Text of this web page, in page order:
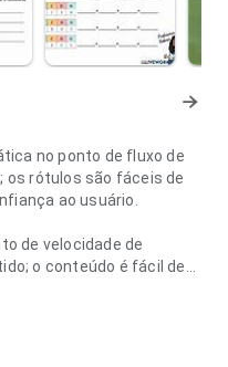
no ponto de fluxo de
os rótulos são fáceis de
ao usuário.
de velocidade de
o conteúdo é fácil de